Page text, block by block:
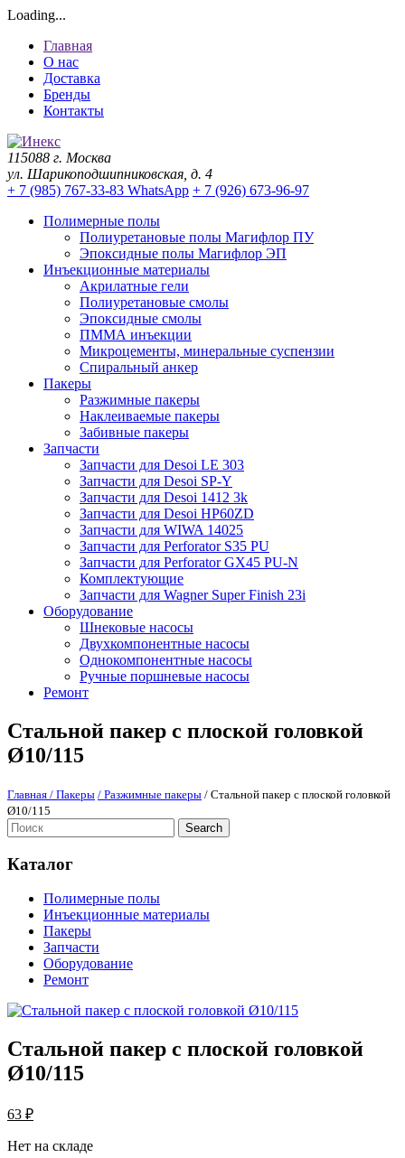
Loading...
Главная
О нас
Доставка
Бренды
Контакты
115088 г. Москва
ул. Шарикоподшипниковская, д. 4
+ 7 (985) 767-33-83 WhatsApp + 7 (926) 673-96-97
Полимерные полы
Полиуретановые полы Магифлор ПУ
Эпоксидные полы Магифлор ЭП
Инъекционные материалы
Акрилатные гели
Полиуретановые смолы
Эпоксидные смолы
ПММА инъекции
Микроцементы, минеральные суспензии
Спиральный анкер
Пакеры
Разжимные пакеры
Наклеиваемые пакеры
Забивные пакеры
Запчасти
Запчасти для Desoi LE 303
Запчасти для Desoi SP-Y
Запчасти для Desoi 1412 3k
Запчасти для Desoi HP60ZD
Запчасти для WIWA 14025
Запчасти для Perforator S35 PU
Запчасти для Perforator GX45 PU-N
Комплектующие
Запчасти для Wagner Super Finish 23i
Оборудование
Шнековые насосы
Двухкомпонентные насосы
Однокомпонентные насосы
Ручные поршневые насосы
Ремонт
Стальной пакер с плоской головкой
Ø10/115
Главная / Пакеры / Разжимные пакеры / Стальной пакер с плоской головкой
Ø10/115
Каталог
Полимерные полы
Инъекционные материалы
Пакеры
Запчасти
Оборудование
Ремонт
Стальной пакер с плоской головкой
Ø10/115
63 ₽
Нет на складе